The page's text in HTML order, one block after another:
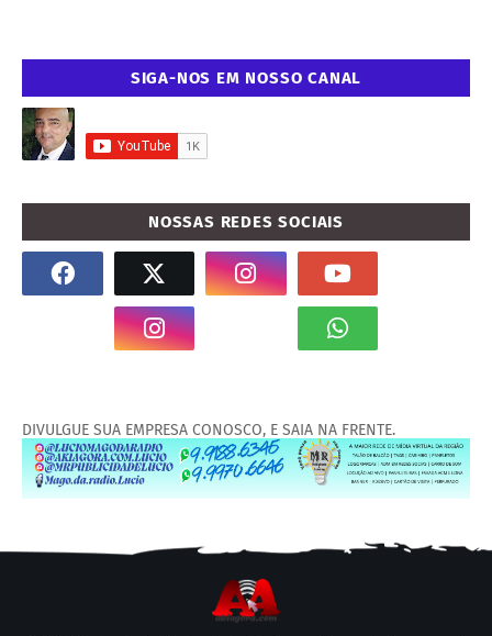
SIGA-NOS EM NOSSO CANAL
NOSSAS REDES SOCIAIS
DIVULGUE SUA EMPRESA CONOSCO, E SAIA NA FRENTE.